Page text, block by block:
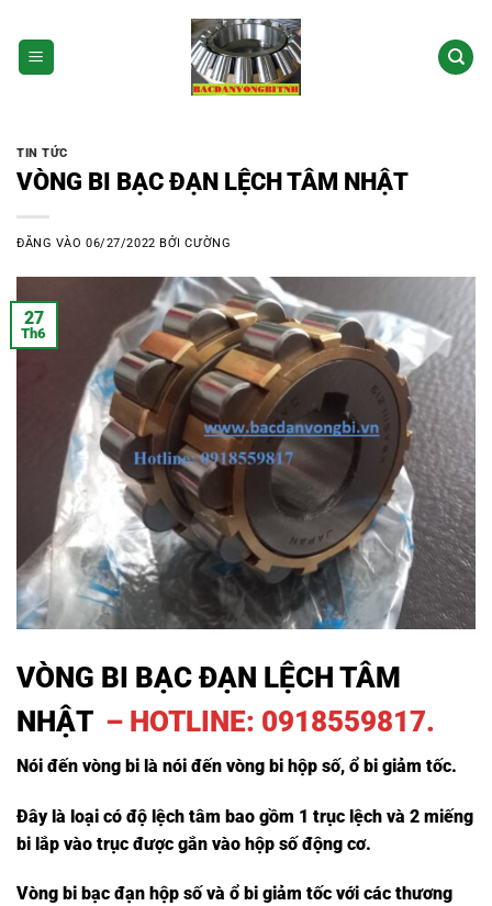
qua
nội
TIN TỨC
VÒNG BI BẠC ĐẠN LỆCH TÂM NHẬT
ĐĂNG VÀO06/27/2022 BỞICƯỜNG
27
Th6
VÒNG BI BẠC ĐẠN LỆCH TÂM
NHẬT– HOTLINE: 0918559817.
Nói đến vòng bi là nói đến vòng bi hộp số, ổ bi giảm tốc.
Đây là loại có độ lệch tâm bao gồm 1 trục lệch và 2 miếng
bi lắp vào trục được gắn vào hộp số động cơ.
Vòng bi bạc đạn hộp số và ổ bi giảm tốc với các thương